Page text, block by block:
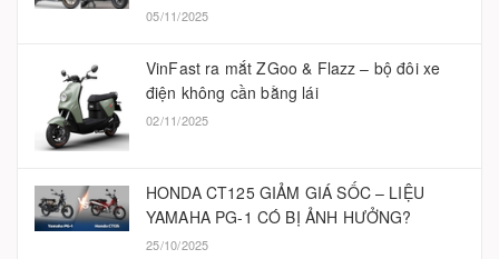
05/11/2025
VinFast ra mắt ZGoo & Flazz – bộ đôi xe
điện không cần bằng lái
02/11/2025
HONDA CT125 GIẢM GIÁ SỐC – LIỆU
YAMAHA PG-1 CÓ BỊ ẢNH HƯỞNG?
25/10/2025